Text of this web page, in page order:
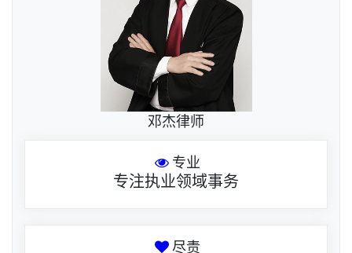
邓杰律师
专业
专注执业领域事务
尽责